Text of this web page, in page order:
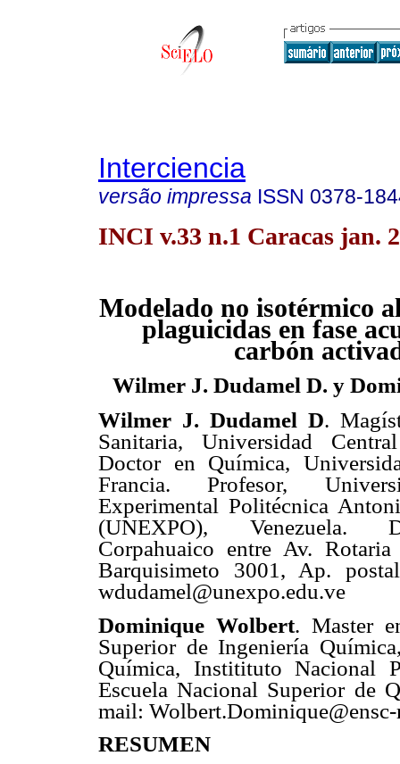
Interciencia
versão impressa ISSN 0378-
INCI v.33 n.1 Caracas jan.
Modelado no isotérmico
plaguicidas en fase
carbón
Wilmer J. Dudamel D. y
Wilmer J. Dudamel D.
Sanitaria, Universidad
Doctor en Química,
Francia. Profesor,
Experimental Politécnica
(UNEXPO), Venezuela.
Corpahuaico entre Av.
Barquisimeto 3001, Ap.
wdudamel@unexpo.edu.ve
Dominique Wolbert. Master
Superior de Ingeniería
Química, Institituto Nacional
Escuela Nacional Superior de
mail: Wolbert.Dominique@ensc-
RESUMEN